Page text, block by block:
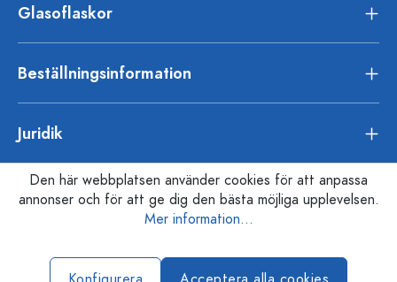
Glasoflaskor
Beställningsinformation
Juridik
Den här webbplatsen använder cookies för att anpassa
annonser och för att ge dig den bästa möjliga upplevelsen.
Mer information...